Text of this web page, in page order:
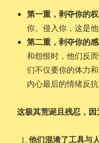
第一重，剥夺你的权
你、侵入你，这是他
第二重，剥夺你的感
和怨恨时，他们反
们不仅要你的体力
内心最后的情绪反
这极其荒诞且残忍，因
他们混淆了工具与